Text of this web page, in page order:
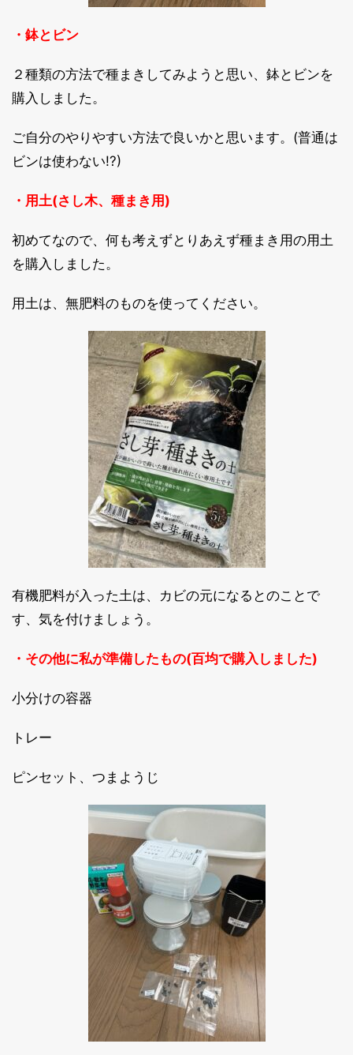
・鉢とビン
２種類の方法で種まきしてみようと思い、鉢とビンを
購入しました。
ご自分のやりやすい方法で良いかと思います。(普通は
ビンは使わない!?)
・用土(さし木、種まき用)
初めてなので、何も考えずとりあえず種まき用の用土
を購入しました。
用土は、無肥料のものを使ってください。
有機肥料が入った土は、カビの元になるとのことで
す、気を付けましょう。
・その他に私が準備したもの(百均で購入しました)
小分けの容器
トレー
ピンセット、つまようじ